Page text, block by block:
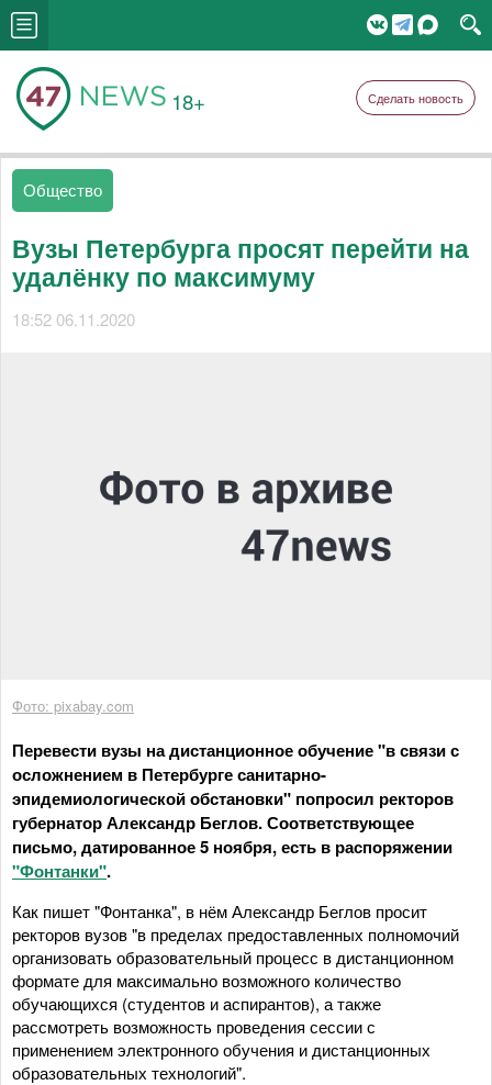
18+ Сделать новость
Общество
Вузы Петербурга просят перейти на
удалёнку по максимуму
18:52 06.11.2020
Фото: pixabay.com
Перевести вузы на дистанционное обучение "в связи с
осложнением в Петербурге санитарно-
эпидемиологической обстановки" попросил ректоров
губернатор Александр Беглов. Соответствующее
письмо, датированное 5 ноября, есть в распоряжении
"Фонтанки".
Как пишет "Фонтанка", в нём Александр Беглов просит
ректоров вузов "в пределах предоставленных полномочий
организовать образовательный процесс в дистанционном
формате для максимально возможного количество
обучающихся (студентов и аспирантов), а также
рассмотреть возможность проведения сессии с
применением электронного обучения и дистанционных
образовательных технологий".